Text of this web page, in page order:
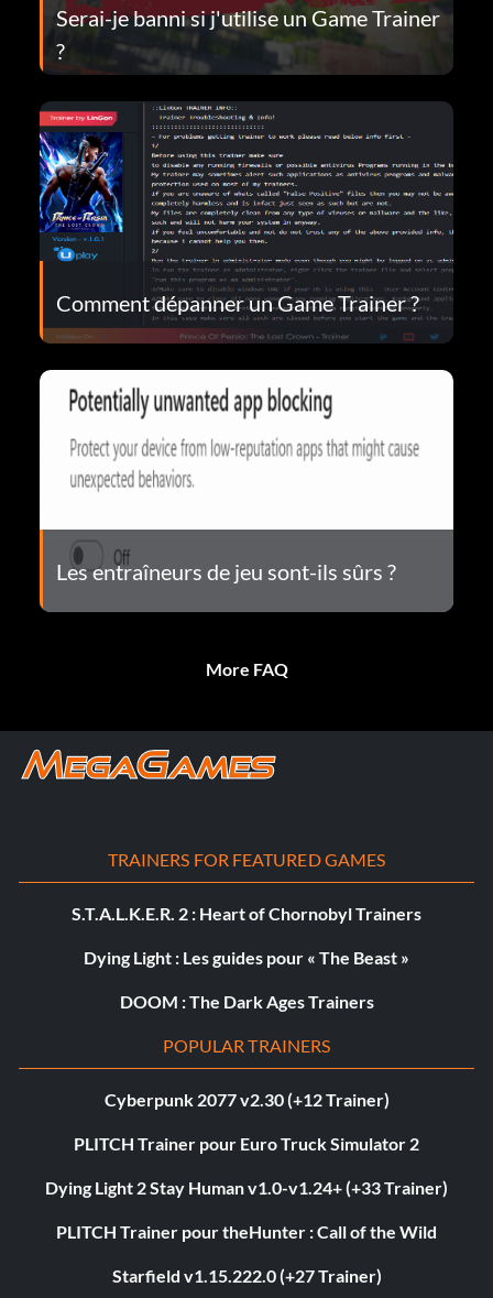
Serai-je banni si j'utilise un Game Trainer
?
Comment dépanner un Game Trainer ?
Les entraîneurs de jeu sont-ils sûrs ?
More FAQ
TRAINERS FOR FEATURED GAMES
S.T.A.L.K.E.R. 2 : Heart of Chornobyl Trainers
Dying Light : Les guides pour « The Beast »
DOOM : The Dark Ages Trainers
POPULAR TRAINERS
Cyberpunk 2077 v2.30 (+12 Trainer)
PLITCH Trainer pour Euro Truck Simulator 2
Dying Light 2 Stay Human v1.0-v1.24+ (+33 Trainer)
PLITCH Trainer pour theHunter : Call of the Wild
Starfield v1.15.222.0 (+27 Trainer)